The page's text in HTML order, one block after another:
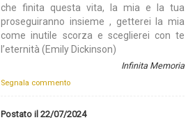
che finita questa vita, la mia e la tua
proseguiranno insieme , getterei la mia
come inutile scorza e sceglierei con te
l’eternità (Emily Dickinson)
Infinita Memoria
Segnala commento
Postato il 22/07/2024